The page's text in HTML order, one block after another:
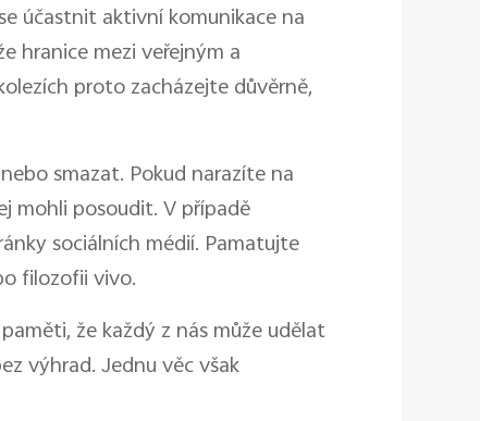
účastnit aktivní komunikace na
hranice mezi veřejným a
proto zacházejte důvěrně,
smazat. Pokud narazíte na
mohli posoudit. V případě
sociálních médií. Pamatujte
filozofii vivo.
že každý z nás může udělat
výhrad. Jednu věc však